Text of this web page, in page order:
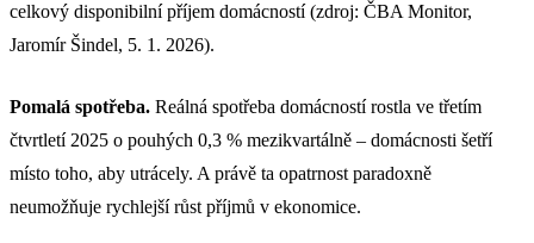
celkový disponibilní příjem domácností (zdroj: ČBA Monitor,
Jaromír Šindel, 5. 1. 2026).
Pomalá spotřeba. Reálná spotřeba domácností rostla ve třetím
čtvrtletí 2025 o pouhých 0,3 % mezikvartálně – domácnosti šetří
místo toho, aby utrácely. A právě ta opatrnost paradoxně
neumožňuje rychlejší růst příjmů v ekonomice.